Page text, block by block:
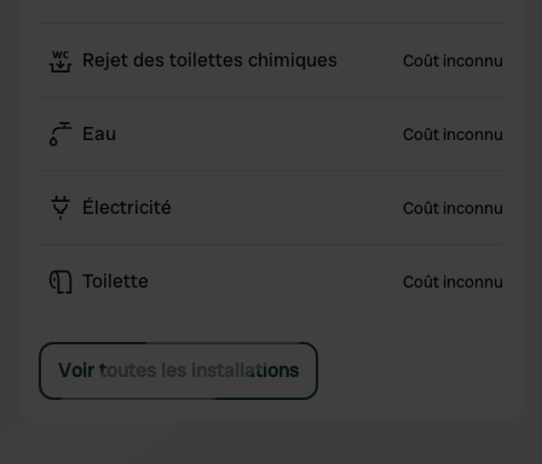
Rejet des toilettes chimiques Coût inconnu
Eau Coût inconnu
Électricité Coût inconnu
Toilette Coût inconnu
Voir toutes les installations